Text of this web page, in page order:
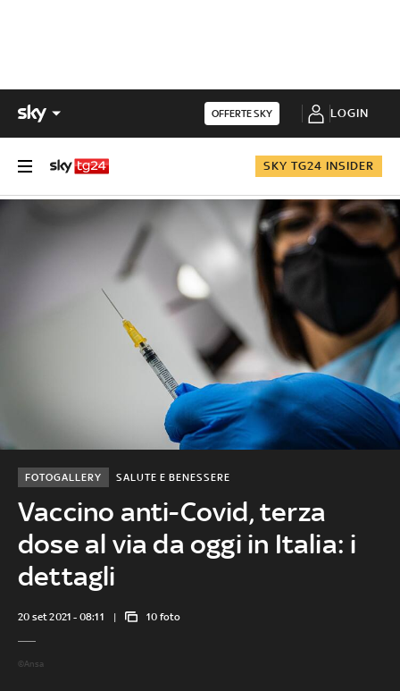
OFFERTE SKY LOGIN
SKY TG24 INSIDER
Vaccino anti-Covid, terza
dose al via da oggi in Italia: i
dettagli
SALUTE E BENESSERE
FOTOGALLERY
20 set 2021 - 08:11 10 foto
©Ansa